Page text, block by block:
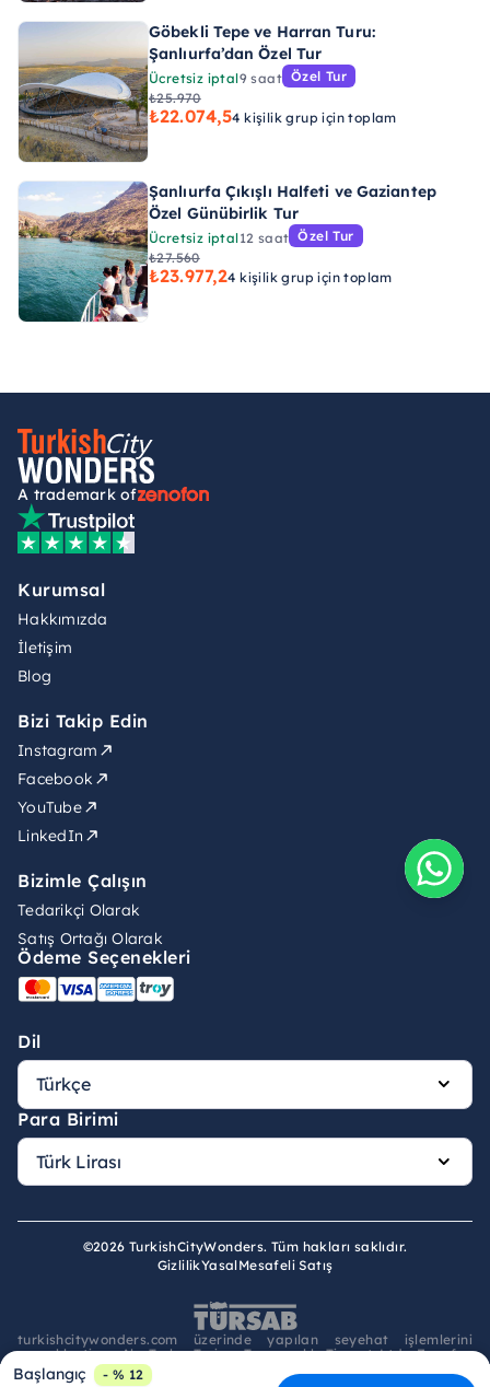
Göbekli Tepe ve Harran Turu:
Şanlıurfa’dan Özel Tur
Ücretsiz iptal9 saat Özel Tur
₺25.970
₺22.074,54 kişilik grup için toplam
Şanlıurfa Çıkışlı Halfeti ve Gaziantep
Özel Günübirlik Tur
Ücretsiz iptal12 saat Özel Tur
₺27.560
₺23.977,24 kişilik grup için toplam
Başlangıç - % 12
A trademark of
Kurumsal
Hakkımızda
İletişim
Blog
Bizi Takip Edin
Instagram
Facebook
YouTube
LinkedIn
Bizimle Çalışın
Tedarikçi Olarak
Satış Ortağı Olarak
Ödeme Seçenekleri
Dil
Para Birimi
©2026 TurkishCityWonders. Tüm hakları saklıdır.
GizlilikYasalMesafeli Satış
turkishcitywonders.com üzerinde yapılan seyehat işlemlerini
gerçekleştiren Ala-Turka Turizm Taşımacılık Ticaret Ltd., Zenofon
Tours seyahat acentası unvanı ve 5503 belge numarası ile
TÜRSAB'a kayıtlı A Grubu Seyahat Acentası olup 1618 sayılı